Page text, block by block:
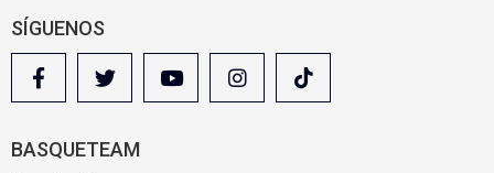
SÍGUENOS
BASQUETEAM